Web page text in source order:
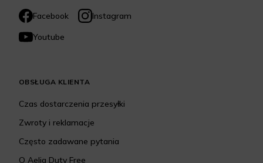
Facebook
Instagram
Youtube
OBSŁUGA KLIENTA
Czas dostarczenia przesyłki
Zwroty i reklamacje
Często zadawane pytania
O Aelia Duty Free